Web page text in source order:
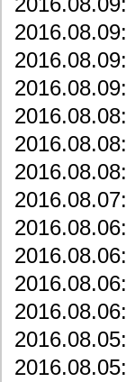
2016.08.09:
2016.08.09:
2016.08.09:
2016.08.08:
2016.08.08:
2016.08.08:
2016.08.07:
2016.08.06:
2016.08.06:
2016.08.06:
2016.08.06:
2016.08.05:
2016.08.05: